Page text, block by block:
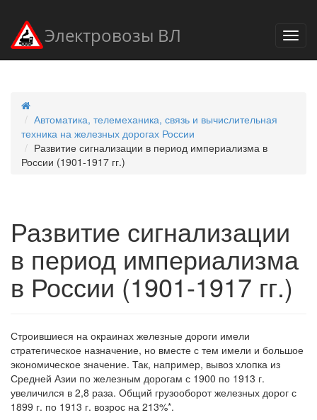
Электровозы ВЛ
Автоматика, телемеханика, связь и вычислительная
техника на железных дорогах России
Развитие сигнализации в период империализма в
России (1901-1917 гг.)
Развитие сигнализации
в период империализма
в России (1901-1917 гг.)
Строившиеся на окраинах железные дороги имели
стратегическое назначение, но вместе с тем имели и большое
экономическое значение. Так, например, вывоз хлопка из
Средней Азии по железным дорогам с 1900 по 1913 г.
увеличился в 2,8 раза. Общий грузооборот железных дорог с
1899 г. по 1913 г. возрос на 213%*.